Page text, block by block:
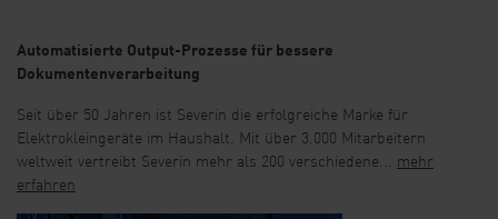
Automatisierte Output-Prozesse für bessere
Dokumentenverarbeitung
Seit über 50 Jahren ist Severin die erfolgreiche Marke für
Elektrokleingeräte im Haushalt. Mit über 3.000 Mitarbeitern
weltweit vertreibt Severin mehr als 200 verschiedene... mehr
erfahren